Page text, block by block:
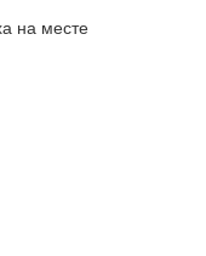
на месте